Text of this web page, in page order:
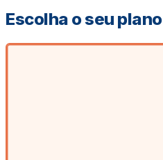
Escolha o seu plano